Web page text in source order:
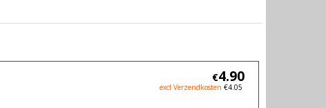
€4.90
excl Verzendkosten €4.05